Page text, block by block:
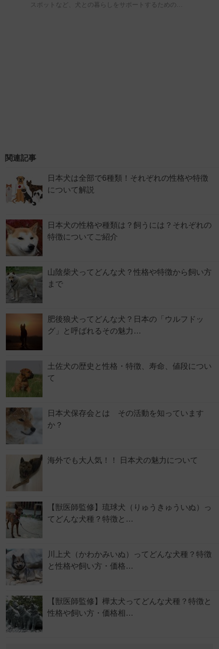
スポットなど、犬との暮らしをサポートするための…
関連記事
日本犬は全部で6種類！それぞれの性格や特徴
について解説
日本犬の性格や種類は？飼うには？それぞれの
特徴についてご紹介
山陰柴犬ってどんな犬？性格や特徴から飼い方
まで
肥後狼犬ってどんな犬？日本の「ウルフドッ
グ」と呼ばれるその魅力…
土佐犬の歴史と性格・特徴、寿命、値段につい
て
日本犬保存会とは その活動を知っています
か？
海外でも大人気！！ 日本犬の魅力について
【獣医師監修】琉球犬（りゅうきゅういぬ）っ
てどんな犬種？特徴と…
川上犬（かわかみいぬ）ってどんな犬種？特徴
と性格や飼い方・価格…
【獣医師監修】樺太犬ってどんな犬種？特徴と
性格や飼い方・価格相…